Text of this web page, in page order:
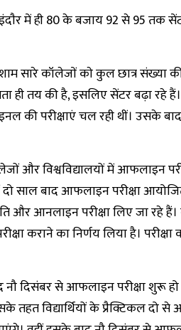
में ही 80 के बजाय 92 से 95 तक
सारे कॉलेजाें काे कुल छात्र संख्या की
ही तय की है, इसलिए सेंटर बढ़ा रहे
की परीक्षाएं चल रही थीं। उसके
और विश्वविद्यालयों में आफलाइन
दो साल बाद आफलाइन परीक्षा
और आनलाइन परीक्षा लिए जा रहे
कराने का निर्णय लिया है।
दिसंबर से आफलाइन परीक्षा शुरू
तहत विद्यार्थियों के प्रैक्टिकल दो